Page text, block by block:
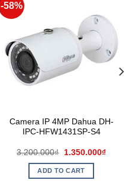
-58%
Camera IP 4MP Dahua DH-
IPC-HFW1431SP-S4
3.200.000₫ 1.350.000₫
ADD TO CART